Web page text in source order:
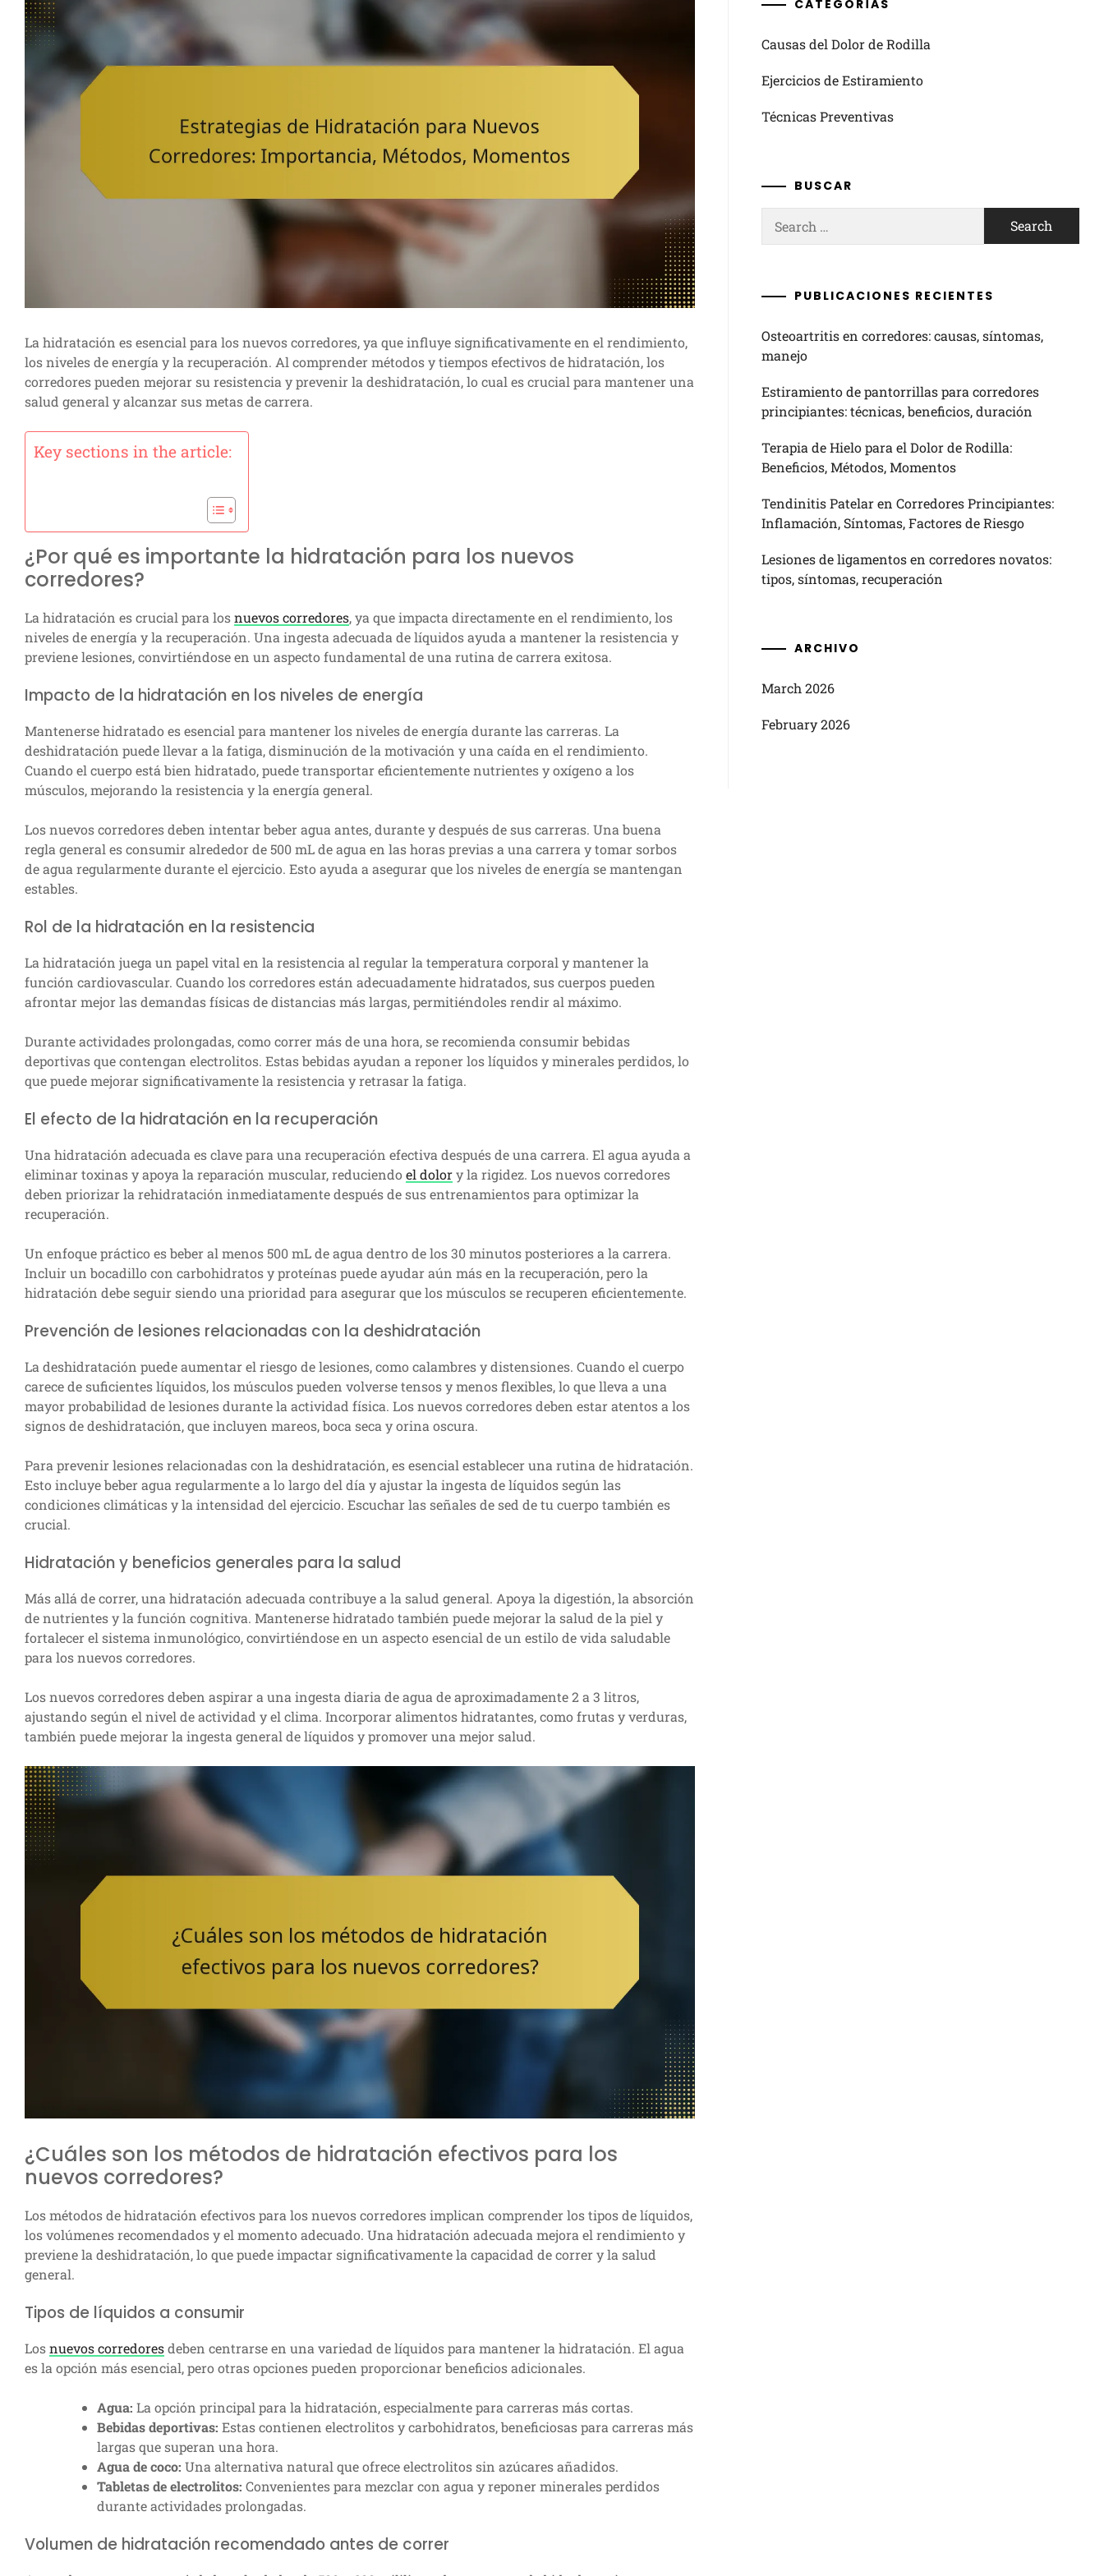
La hidratación es esencial para los nuevos corredores, ya que influye significativamente en el rendimiento,
los niveles de energía y la recuperación. Al comprender métodos y tiempos efectivos de hidratación, los
corredores pueden mejorar su resistencia y prevenir la deshidratación, lo cual es crucial para mantener una
salud general y alcanzar sus metas de carrera.
Key sections in the article:
¿Por qué es importante la hidratación para los nuevos
corredores?
La hidratación es crucial para losnuevos corredores, ya que impacta directamente en el rendimiento, los
niveles de energía y la recuperación. Una ingesta adecuada de líquidos ayuda a mantener la resistencia y
previene lesiones, convirtiéndose en un aspecto fundamental de una rutina de carrera exitosa.
Impacto de la hidratación en los niveles de energía
Mantenerse hidratado es esencial para mantener los niveles de energía durante las carreras. La
deshidratación puede llevar a la fatiga, disminución de la motivación y una caída en el rendimiento.
Cuando el cuerpo está bien hidratado, puede transportar eficientemente nutrientes y oxígeno a los
músculos, mejorando la resistencia y la energía general.
Los nuevos corredores deben intentar beber agua antes, durante y después de sus carreras. Una buena
regla general es consumir alrededor de 500 mL de agua en las horas previas a una carrera y tomar sorbos
de agua regularmente durante el ejercicio. Esto ayuda a asegurar que los niveles de energía se mantengan
estables.
Rol de la hidratación en la resistencia
La hidratación juega un papel vital en la resistencia al regular la temperatura corporal y mantener la
función cardiovascular. Cuando los corredores están adecuadamente hidratados, sus cuerpos pueden
afrontar mejor las demandas físicas de distancias más largas, permitiéndoles rendir al máximo.
Durante actividades prolongadas, como correr más de una hora, se recomienda consumir bebidas
deportivas que contengan electrolitos. Estas bebidas ayudan a reponer los líquidos y minerales perdidos, lo
que puede mejorar significativamente la resistencia y retrasar la fatiga.
El efecto de la hidratación en la recuperación
Una hidratación adecuada es clave para una recuperación efectiva después de una carrera. El agua ayuda a
eliminar toxinas y apoya la reparación muscular, reduciendo el dolory la rigidez. Los nuevos corredores
deben priorizar la rehidratación inmediatamente después de sus entrenamientos para optimizar la
recuperación.
Un enfoque práctico es beber al menos 500 mL de agua dentro de los 30 minutos posteriores a la carrera.
Incluir un bocadillo con carbohidratos y proteínas puede ayudar aún más en la recuperación, pero la
hidratación debe seguir siendo una prioridad para asegurar que los músculos se recuperen eficientemente.
Prevención de lesiones relacionadas con la deshidratación
La deshidratación puede aumentar el riesgo de lesiones, como calambres y distensiones. Cuando el cuerpo
carece de suficientes líquidos, los músculos pueden volverse tensos y menos flexibles, lo que lleva a una
mayor probabilidad de lesiones durante la actividad física. Los nuevos corredores deben estar atentos a los
signos de deshidratación, que incluyen mareos, boca seca y orina oscura.
Para prevenir lesiones relacionadas con la deshidratación, es esencial establecer una rutina de hidratación.
Esto incluye beber agua regularmente a lo largo del día y ajustar la ingesta de líquidos según las
condiciones climáticas y la intensidad del ejercicio. Escuchar las señales de sed de tu cuerpo también es
crucial.
Hidratación y beneficios generales para la salud
Más allá de correr, una hidratación adecuada contribuye a la salud general. Apoya la digestión, la absorción
de nutrientes y la función cognitiva. Mantenerse hidratado también puede mejorar la salud de la piel y
fortalecer el sistema inmunológico, convirtiéndose en un aspecto esencial de un estilo de vida saludable
para los nuevos corredores.
Los nuevos corredores deben aspirar a una ingesta diaria de agua de aproximadamente 2 a 3 litros,
ajustando según el nivel de actividad y el clima. Incorporar alimentos hidratantes, como frutas y verduras,
también puede mejorar la ingesta general de líquidos y promover una mejor salud.
¿Cuáles son los métodos de hidratación efectivos para los
nuevos corredores?
Los métodos de hidratación efectivos para los nuevos corredores implican comprender los tipos de líquidos,
los volúmenes recomendados y el momento adecuado. Una hidratación adecuada mejora el rendimiento y
previene la deshidratación, lo que puede impactar significativamente la capacidad de correr y la salud
general.
Tipos de líquidos a consumir
Losnuevos corredoresdeben centrarse en una variedad de líquidos para mantener la hidratación. El agua
es la opción más esencial, pero otras opciones pueden proporcionar beneficios adicionales.
Agua: La opción principal para la hidratación, especialmente para carreras más cortas.
Bebidas deportivas: Estas contienen electrolitos y carbohidratos, beneficiosas para carreras más
largas que superan una hora.
Agua de coco: Una alternativa natural que ofrece electrolitos sin azúcares añadidos.
Tabletas de electrolitos: Convenientes para mezclar con agua y reponer minerales perdidos
durante actividades prolongadas.
Volumen de hidratación recomendado antes de correr
CATEGORÍAS
Causas del Dolor de Rodilla
Ejercicios de Estiramiento
Técnicas Preventivas
BUSCAR
for:
PUBLICACIONES RECIENTES
Osteoartritis en corredores: causas, síntomas,
manejo
Estiramiento de pantorrillas para corredores
principiantes: técnicas, beneficios, duración
Terapia de Hielo para el Dolor de Rodilla:
Beneficios, Métodos, Momentos
Tendinitis Patelar en Corredores Principiantes:
Inflamación, Síntomas, Factores de Riesgo
Lesiones de ligamentos en corredores novatos:
tipos, síntomas, recuperación
ARCHIVO
March 2026
February 2026